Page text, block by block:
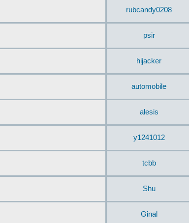
rubcandy0208
psir
hijacker
automobile
alesis
y1241012
tcbb
Shu
Ginal